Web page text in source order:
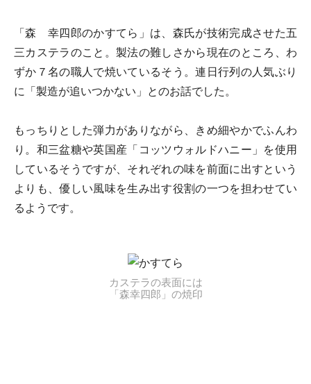
「森 幸四郎のかすてら」は、森氏が技術完成させた五
三カステラのこと。製法の難しさから現在のところ、わ
ずか７名の職人で焼いているそう。連日行列の人気ぶり
に「製造が追いつかない」とのお話でした。
もっちりとした弾力がありながら、きめ細やかでふんわ
り。和三盆糖や英国産「コッツウォルドハニー」を使用
しているそうですが、それぞれの味を前面に出すという
よりも、優しい風味を生み出す役割の一つを担わせてい
るようです。
カステラの表面には
「森幸四郎」の焼印